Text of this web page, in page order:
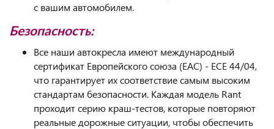
с вашим автомобилем.
Безопасность:
Все наши автокресла имеют международный
сертификат Европейского союза (EAC) - ECE 44/04,
что гарантирует их соответствие самым высоким
стандартам безопасности. Каждая модель Rant
проходит серию краш-тестов, которые повторяют
реальные дорожные ситуации, чтобы обеспечить